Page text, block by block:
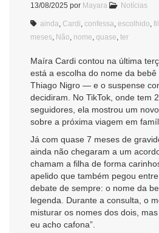
13/08/2025 por Mayara Notícias
ainda Cardi confessa escolhido
meses Não nome quase ter
Maíra Cardi contou na última
está a escolha do nome da
Thiago Nigro — e o suspense
decidiram. No TikTok, onde tem
seguidores, ela mostrou um
sobre a próxima viagem em
Já com quase 7 meses de
ainda não chegaram a um
chamam a filha de forma
apelido que também pegou
debate de sempre: o nome da
legenda. Durante a consulta, o
misturar os nomes dos dois,
eu acho cafona”.